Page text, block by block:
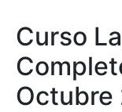
Curso
Octubre